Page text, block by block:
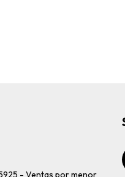
- Ventas por menor